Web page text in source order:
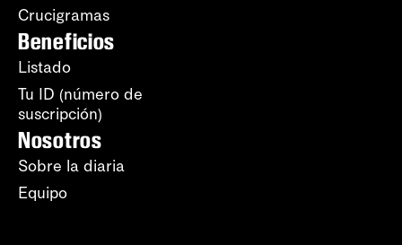
Crucigramas
Beneficios
Listado
Tu ID (número de
suscripción)
Nosotros
Sobre la diaria
Equipo